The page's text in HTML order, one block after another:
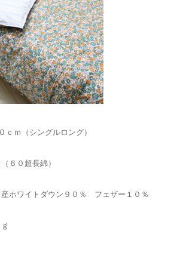
ｃｍ（シングルロング）
６０超長綿）
ホワイトダウン９０％ フェザー１０％
ｇ